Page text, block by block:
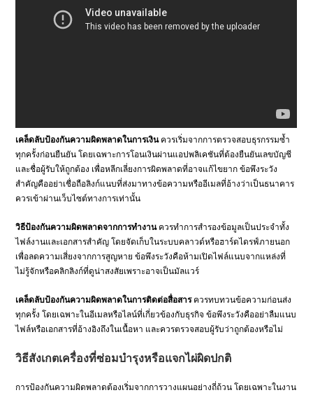
เคล็ดลับป้องกันความผิดพลาดในการเงินควรเริ่มจากการตรวจสอบธุรกรรมซ้ำ
ทุกครั้งก่อนยืนยัน โดยเฉพาะการโอนเงินผ่านแอปพลิเคชันที่ต้องยืนยันเลขบัญชี
และชื่อผู้รับให้ถูกต้อง เพื่อหลีกเลี่ยงการผิดพลาดที่อาจแก้ไขยาก ข้อพึงระวัง
สำคัญคืออย่าเชื่อถือลิงก์แนบที่ส่งมาทางข้อความหรืออีเมลที่อ้างว่าเป็นธนาคาร
ควรเข้าผ่านเว็บไซต์ทางการเท่านั้น
วิธีป้องกันความผิดพลาดจากการทำงานควรทำการสำรองข้อมูลเป็นประจำทั้ง
ไฟล์งานและเอกสารสำคัญ โดยจัดเก็บในระบบคลาวด์หรือฮาร์ดไดรฟ์ภายนอก
เพื่อลดความเสี่ยงจากการสูญหาย ข้อพึงระวังคือห้ามเปิดไฟล์แนบจากแหล่งที่
ไม่รู้จักหรือคลิกลิงก์ที่ดูน่าสงสัยเพราะอาจเป็นมัลแวร์
เคล็ดลับป้องกันความผิดพลาดในการติดต่อสื่อสารควรทบทวนข้อความก่อนส่ง
ทุกครั้ง โดยเฉพาะในอีเมลหรือไลน์ที่เกี่ยวข้องกับธุรกิจ ข้อพึงระวังคืออย่าลืมแนบ
ไฟล์หรือเอกสารที่อ้างอิงถึงในเนื้อหา และควรตรวจสอบผู้รับว่าถูกต้องหรือไม่
วิธีสังเกตเครื่องที่ซ่อมบำรุงหรือแจกไผ่ผิดปกติ
การป้องกันความผิดพลาดต้องเริ่มจากการวางแผนอย่างถี่ถ้วน โดยเฉพาะในงาน